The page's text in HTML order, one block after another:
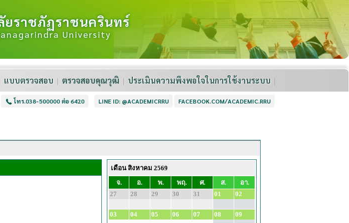
ยราชภัฏราชนครินทร์
University
แบบตรวจสอบ ตรวจสอบคุณวุฒิ ประเมินความพึงพอใจในการใช้งานระบบ
โทร.038-500000 ต่อ 6420 LINE ID: @ACADEMICRRU FACEBOOK.COM/ACADEMIC.RRU
เดือน สิงหาคม 2569
จ.
อ. พ. พฤ. ศ. ส.
อา.
27
28 29 30 31 01 02
03 04 05 06 07 08 09